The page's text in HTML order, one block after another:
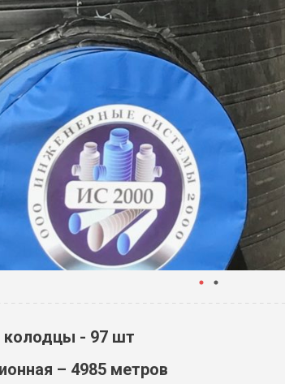
колодцы - 97 шт
– 4985 метров